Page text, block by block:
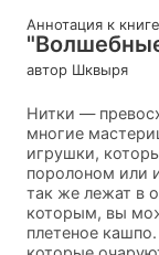
Аннотация к книге
автор Шквыря
Нитки —
многие
игрушки,
поролоном или
так же лежат в
которым, вы
плетеное